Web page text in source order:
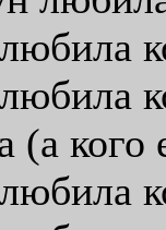
(а кого